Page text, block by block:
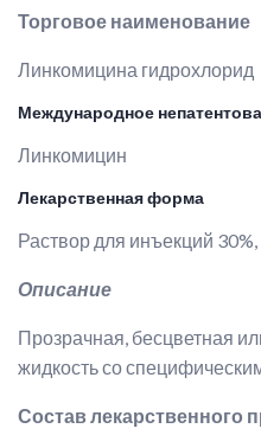
Торговое наименование
Линкомицина гидрохлорид
Международное
Линкомицин
Лекарственная форма
Раствор для инъекций
Описание
Прозрачная, бесцветная
жидкость со
Состав лекарственного